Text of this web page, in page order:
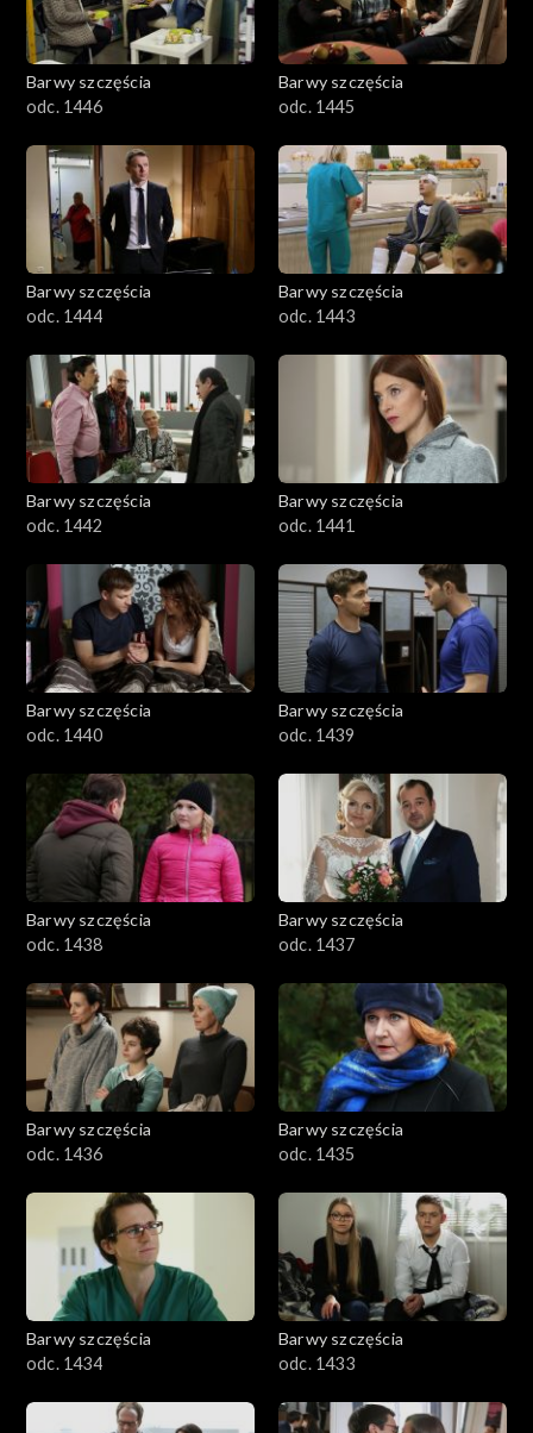
Barwy szczęścia
odc. 1446
Barwy szczęścia
odc. 1445
Barwy szczęścia
odc. 1444
Barwy szczęścia
odc. 1443
Barwy szczęścia
odc. 1442
Barwy szczęścia
odc. 1441
Barwy szczęścia
odc. 1440
Barwy szczęścia
odc. 1439
Barwy szczęścia
odc. 1438
Barwy szczęścia
odc. 1437
Barwy szczęścia
odc. 1436
Barwy szczęścia
odc. 1435
Barwy szczęścia
odc. 1434
Barwy szczęścia
odc. 1433